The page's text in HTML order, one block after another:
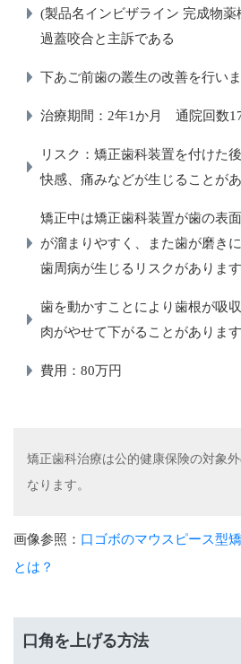
(製品名インビザライン 完成物
過蓋咬合と主訴である
下あご前歯の叢生の改善を行いま
治療期間：2年1か月 通院回数
リスク：矯正歯科装置を付けた
快感、痛みなどが生じることがあ
矯正中は矯正歯科装置が歯の表
が溜まりやすく、また歯が磨き
歯周病が生じるリスクがあります
歯を動かすことにより歯根が吸
肉がやせて下がることがあります
費用：80万円
矯正歯科治療は公的健康保険の対象
なります。
画像参照： 口ゴボのマウスピース型
とは？
口角を上げる方法